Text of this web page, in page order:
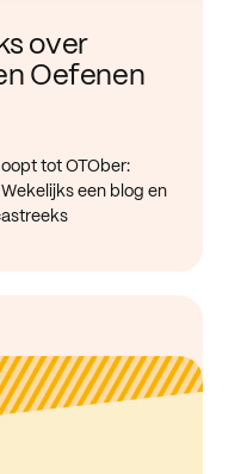
over
Oefenen
tot OTOber:
een blog en